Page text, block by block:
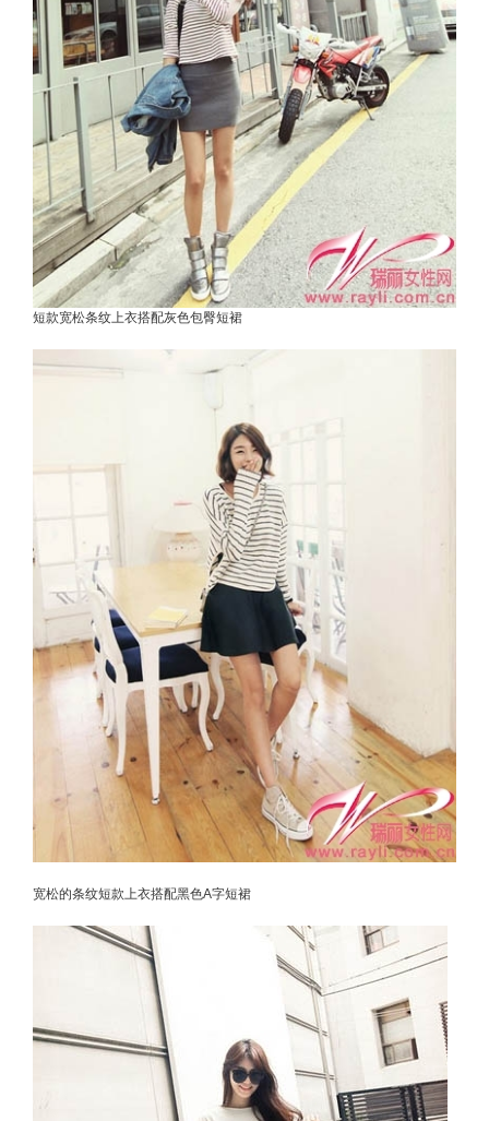
短款宽松条纹上衣搭配灰色包臀短裙
宽松的条纹短款上衣搭配黑色A字短裙